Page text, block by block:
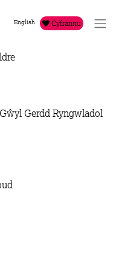
English Cyfrannu
Gerdd Ryngwladol